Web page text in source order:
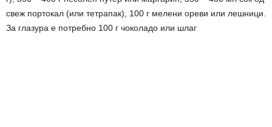
свеж портокал (или тетрапак), 100 г мелени ореви или лешници.
За глазура е потребно 100 г чоколадо или шлаг